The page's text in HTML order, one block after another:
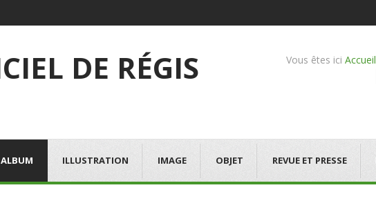
DE RÉGIS Vous êtes ici Accueil
ALBUM ILLUSTRATION IMAGE OBJET REVUE ET PRESSE